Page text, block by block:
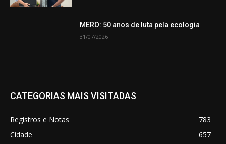
MERO: 50 anos de luta pela ecologia
31/07/2026
CATEGORIAS MAIS VISITADAS
Registros e Notas
783
Cidade
657